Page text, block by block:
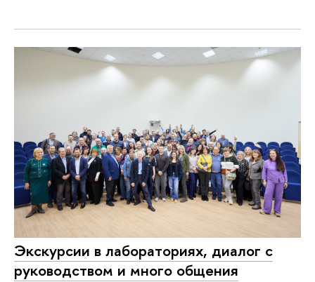
Экскурсии в лабораториях, диалог с
руководством и много общения